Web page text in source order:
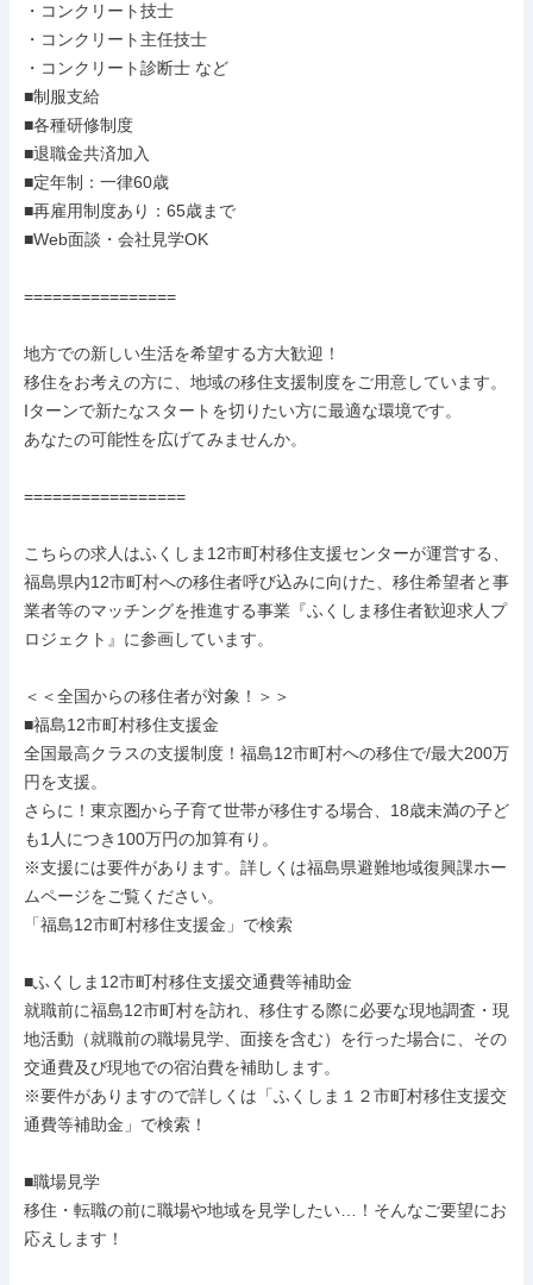
・コンクリート技士
・コンクリート主任技士
・コンクリート診断士 など
■制服支給
■各種研修制度
■退職金共済加入
■定年制：一律60歳
■再雇用制度あり：65歳まで
■Web面談・会社見学OK
================
地方での新しい生活を希望する方大歓迎！
移住をお考えの方に、地域の移住支援制度をご用意しています。
Iターンで新たなスタートを切りたい方に最適な環境です。
あなたの可能性を広げてみませんか。
=================
こちらの求人はふくしま12市町村移住支援センターが運営する、
福島県内12市町村への移住者呼び込みに向けた、移住希望者と事
業者等のマッチングを推進する事業『ふくしま移住者歓迎求人プ
ロジェクト』に参画しています。
＜＜全国からの移住者が対象！＞＞
■福島12市町村移住支援金
全国最高クラスの支援制度！福島12市町村への移住で/最大200万
円を支援。
さらに！東京圏から子育て世帯が移住する場合、18歳未満の子ど
も1人につき100万円の加算有り。
※支援には要件があります。詳しくは福島県避難地域復興課ホー
ムページをご覧ください。
「福島12市町村移住支援金」で検索
■ふくしま12市町村移住支援交通費等補助金
就職前に福島12市町村を訪れ、移住する際に必要な現地調査・現
地活動（就職前の職場見学、面接を含む）を行った場合に、その
交通費及び現地での宿泊費を補助します。
※要件がありますので詳しくは「ふくしま１２市町村移住支援交
通費等補助金」で検索！
■職場見学
移住・転職の前に職場や地域を見学したい…！そんなご要望にお
応えします！